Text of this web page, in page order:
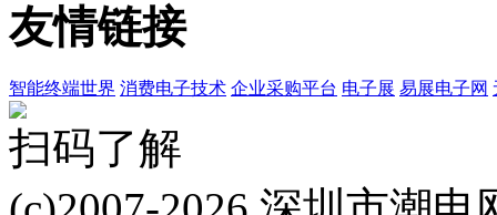
友情链接
智能终端世界 消费电子技术 企业采购平台 电子展 易展电子网
扫码了解